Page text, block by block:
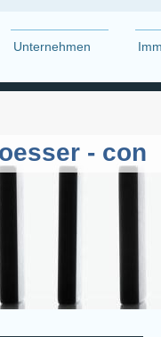
Unternehmen
- con